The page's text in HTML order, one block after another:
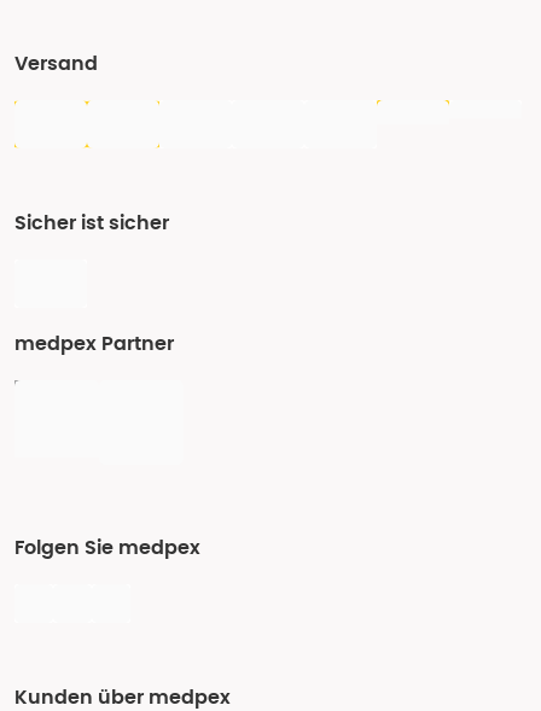
Versand
Sicher ist sicher
medpex Partner
Folgen Sie medpex
Kunden über medpex